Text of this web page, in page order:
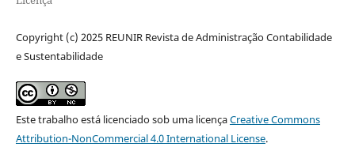
Copyright (c) 2025 REUNIR Revista de Administração Contabilidade
e Sustentabilidade
Este trabalho está licenciado sob uma licençaCreative Commons
Attribution-NonCommercial 4.0 International License.